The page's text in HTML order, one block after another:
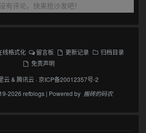
有评论，快来抢沙发吧！
线格式化 留言板 更新记录
归档目录
免责声明
云&腾讯云 ·京ICP备20012357号-2
2026 refblogs | Powered by 搬砖的码农